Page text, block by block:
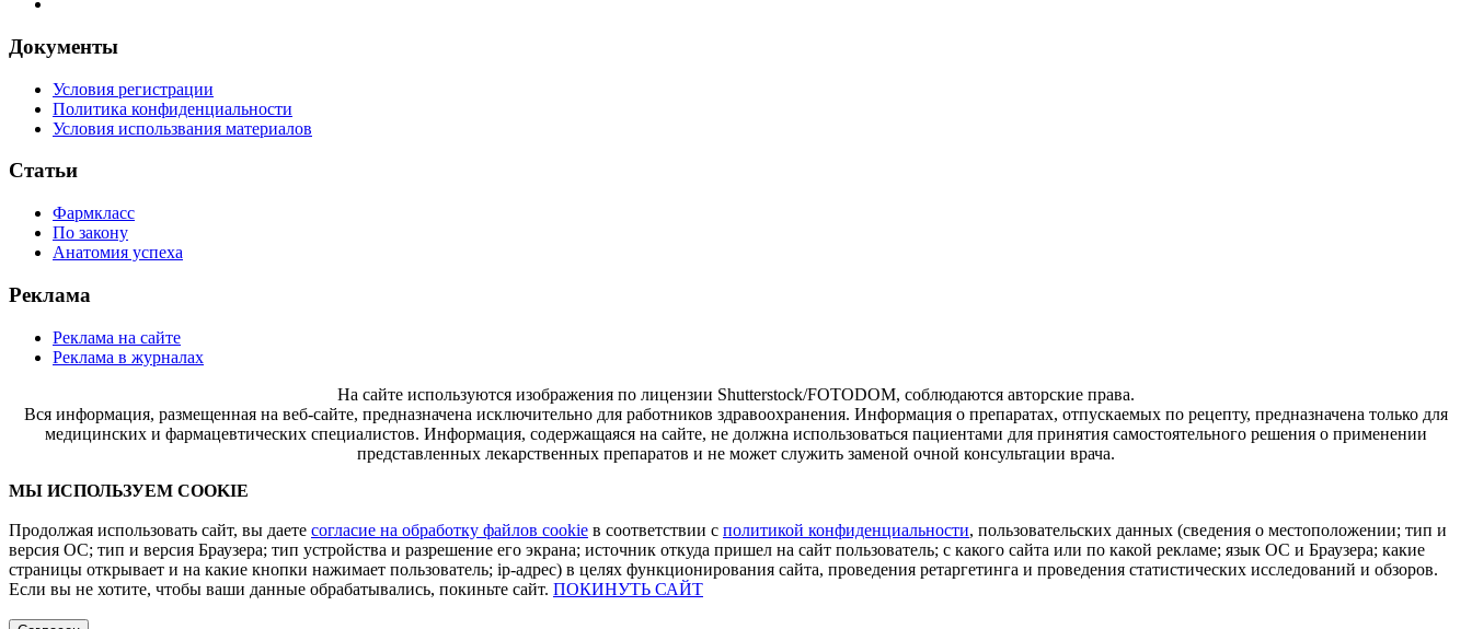
Документы
Условия регистрации
Политика конфиденциальности
Условия использвания материалов
Статьи
Фармкласс
По закону
Анатомия успеха
Реклама
Реклама на сайте
Реклама в журналах
На сайте используются изображения по лицензии Shutterstock/FOTODOM, соблюдаются авторские права.
Вся информация, размещенная на веб-сайте, предназначена исключительно для работников здравоохранения. Информация о препаратах, отпускаемых по рецепту, предназначена только для
медицинских и фармацевтических специалистов. Информация, содержащаяся на сайте, не должна использоваться пациентами для принятия самостоятельного решения о применении
представленных лекарственных препаратов и не может служить заменой очной консультации врача.
МЫ ИСПОЛЬЗУЕМ COOKIE
Продолжая использовать сайт, вы даете согласие на обработку файлов cookie в соответствии с политикой конфиденциальности, пользовательских данных (сведения о местоположении; тип и
версия ОС; тип и версия Браузера; тип устройства и разрешение его экрана; источник откуда пришел на сайт пользователь; с какого сайта или по какой рекламе; язык ОС и Браузера; какие
страницы открывает и на какие кнопки нажимает пользователь; ip-адрес) в целях функционирования сайта, проведения ретаргетинга и проведения статистических исследований и обзоров.
Если вы не хотите, чтобы ваши данные обрабатывались, покиньте сайт. ПОКИНУТЬ САЙТ